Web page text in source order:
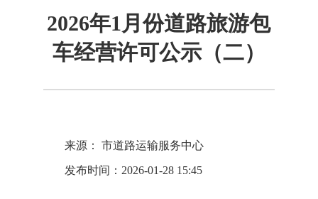
2026年1月份道路旅游包
车经营许可公示（二）
来源： 市道路运输服务中心
发布时间：2026-01-28 15:45